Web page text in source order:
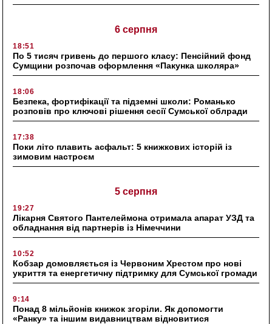
6 серпня
18:51
По 5 тисяч гривень до першого класу: Пенсійний фонд
Сумщини розпочав оформлення «Пакунка школяра»
18:06
Безпека, фортифікації та підземні школи: Романько
розповів про ключові рішення сесії Сумської облради
17:38
Поки літо плавить асфальт: 5 книжкових історій із
зимовим настроєм
5 серпня
19:27
Лікарня Святого Пантелеймона отримала апарат УЗД та
обладнання від партнерів із Німеччини
10:52
Кобзар домовляється із Червоним Хрестом про нові
укриття та енергетичну підтримку для Сумської громади
9:14
Понад 8 мільйонів книжок згоріли. Як допомогти
«Ранку» та іншим видавництвам відновитися